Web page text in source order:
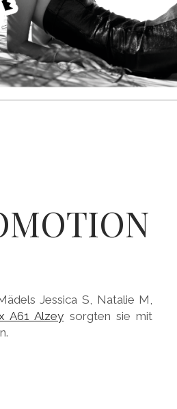
Jessica S, Natalie M,
A61 Alzey sorgten sie mit